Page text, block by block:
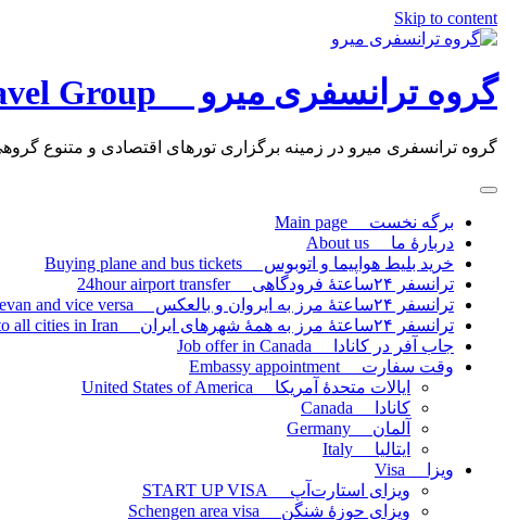
Skip to content
گروه ترانسفری میرو Miro Travel Group
گروه ترانسفری میرو در زمینه برگزاری تورهای اقتصادی و متنوع
برگه نخست Main page
دربارۀ ما About us
خرید بلیط هواپیما و اتوبوس Buying plane and bus tickets
ترانسفر ۲۴ساعتۀ فرودگاهی 24hour airport transfer
ترانسفر ۲۴ساعتۀ مرز به ایروان و بالعکس 24hour transfer the border to Yerevan and vice versa
ترانسفر ۲۴ساعتۀ مرز به همۀ شهرهای ایران 24hour border transfer to all cities in Iran
جاب آفر در کانادا Job offer in Canada
وقت سفارت Embassy appointment
ایالات متحدۀ آمریکا United States of America
کانادا Canada
آلمان Germany
ایتالیا Italy
ویزا Visa
ویزای استارت‌آپ START UP VISA
ویزای حوزۀ شنگن Schengen area visa